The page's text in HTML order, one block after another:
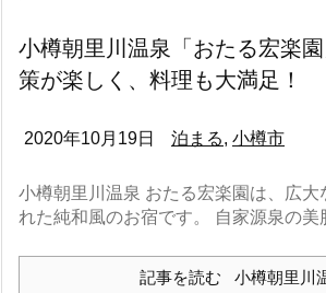
小樽朝里川温泉「おたる宏楽
策が楽しく、料理も大満足！
2020年10月19日 泊まる, 小樽市
小樽朝里川温泉 おたる宏楽園は、広大
れた純和風のお宿です。 自家源泉の美
記事を読む 小樽朝里川